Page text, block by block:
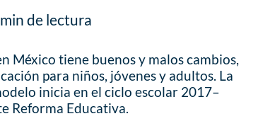
de lectura
México tiene buenos y malos cambios,
para niños, jóvenes y adultos. La
inicia en el ciclo escolar 2017–
Reforma Educativa.